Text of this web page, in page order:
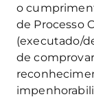
o
de Processo
(executado/
de